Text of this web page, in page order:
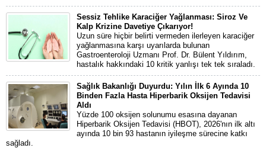
Sessiz Tehlike Karaciğer Yağlanması: Siroz Ve
Kalp Krizine Davetiye Çıkarıyor!
Uzun süre hiçbir belirti vermeden ilerleyen karaciğer
yağlanmasına karşı uyarılarda bulunan
Gastroenteroloji Uzmanı Prof. Dr. Bülent Yıldırım,
hastalık hakkındaki 10 kritik yanlışı tek tek sıraladı.
Sağlık Bakanlığı Duyurdu: Yılın İlk 6 Ayında 10
Binden Fazla Hasta Hiperbarik Oksijen Tedavisi
Aldı
Yüzde 100 oksijen solunumu esasına dayanan
Hiperbarik Oksijen Tedavisi (HBOT), 2026'nın ilk altı
ayında 10 bin 93 hastanın iyileşme sürecine katkı
sağladı.